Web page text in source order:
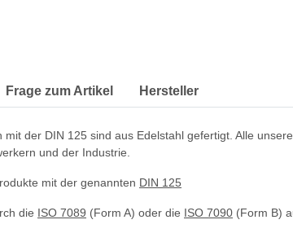
Frage zum Artikel Hersteller
mit der DIN 125 sind aus Edelstahl gefertigt. Alle
und der Industrie.
mit der genannten DIN 125
die ISO 7089 (Form A) oder die ISO 7090 (Form B)